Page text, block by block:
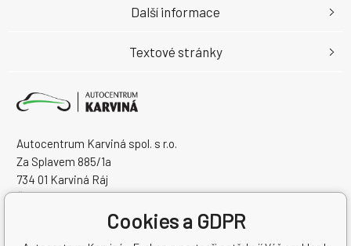
Autocentrum Karviná spol. s r.o.
Za Splavem 885/1a
734 01 Karviná Ráj
Česká Republika
Další informace
Textové stránky
Cookies a GDPR